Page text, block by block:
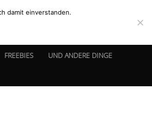
FREEBIES UND ANDERE DINGE
damit einverstanden.